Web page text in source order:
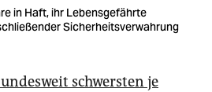
in Haft, ihr Lebensgefährte
Sicherheitsverwahrung
schwersten je